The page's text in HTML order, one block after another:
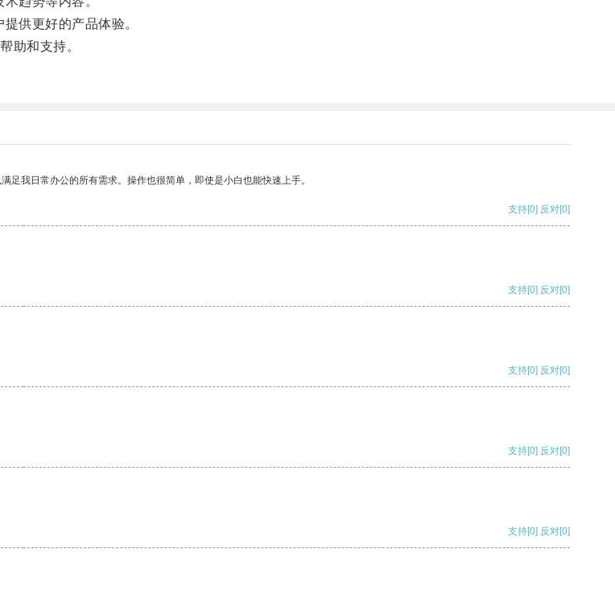
供更好的产品体验。
助和支持。
我日常办公的所有需求。操作也很简单，即使是小白也能快速上手。
支持[0] 反对[0]
支持[0] 反对[0]
支持[0] 反对[0]
支持[0] 反对[0]
支持[0] 反对[0]